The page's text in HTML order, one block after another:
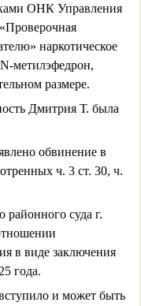
ОНК Управления
наркотическое
метилэфедрон,
размере.
Дмитрия Т. была
обвинение в
ч. 3 ст. 30, ч.
районного суда г.
в виде заключения
года.
и может быть